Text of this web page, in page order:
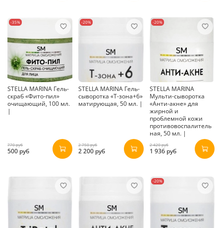
-35%
STELLA MARINA Гель-
скраб «Фито-пил»
очищающий, 100 мл.
|
770 руб
500 руб
-20%
STELLA MARINA Гель-
сыворотка «Т-зона+6»
матирующая, 50 мл. |
2 750 руб
2 200 руб
-20%
STELLA MARINA
Мульти-сыворотка
«Анти-акне» для
жирной и
проблемной кожи
противовоспалитель
ная, 50 мл. |
2 420 руб
1 936 руб
-20%